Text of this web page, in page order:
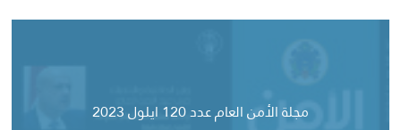
مجلة الأمن العام عدد 120 ايلول 2023